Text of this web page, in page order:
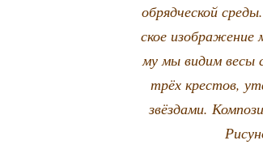
об­ряд­че­ской
ское изоб­ра­же­ние
му мы видим весы
трёх кре­стов,
звёз­да­ми.